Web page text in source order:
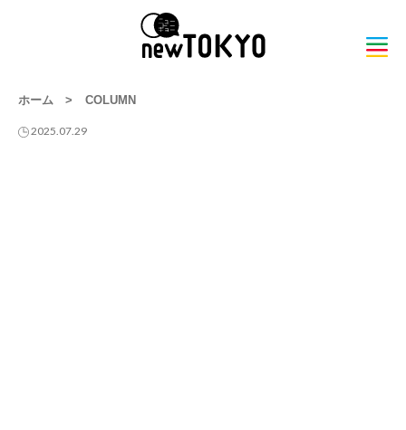
ホーム > COLUMN
2025.07.29